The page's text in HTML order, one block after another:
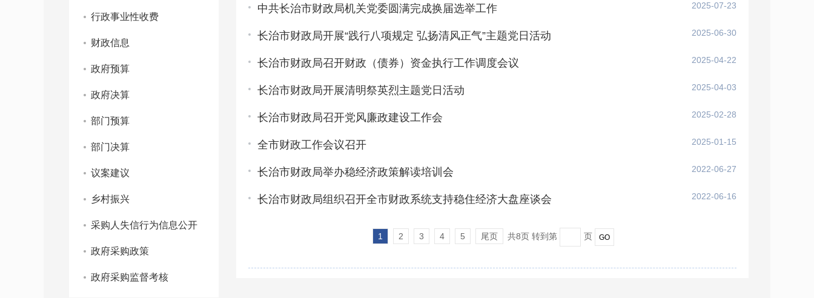
行政事业性收费
财政信息
政府预算
政府决算
部门预算
部门决算
议案建议
乡村振兴
采购人失信行为信息公开
政府采购政策
政府采购监督考核
中共长治市财政局机关党委圆满完成换届选举工作 2025-07-23
长治市财政局开展“践行八项规定 弘扬清风正气”主题党日活动 2025-06-30
长治市财政局召开财政（债券）资金执行工作调度会议 2025-04-22
长治市财政局开展清明祭英烈主题党日活动 2025-04-03
长治市财政局召开党风廉政建设工作会 2025-02-28
全市财政工作会议召开 2025-01-15
长治市财政局举办稳经济政策解读培训会 2022-06-27
长治市财政局组织召开全市财政系统支持稳住经济大盘座谈会 2022-06-16
1 2 3 4 5 尾页 共8页 转到第 页